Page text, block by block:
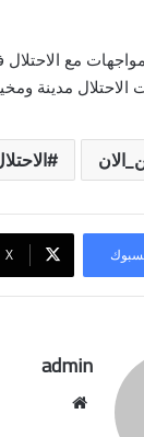
مع الاحتلال
الاحتلال مدينة
‫X
admin